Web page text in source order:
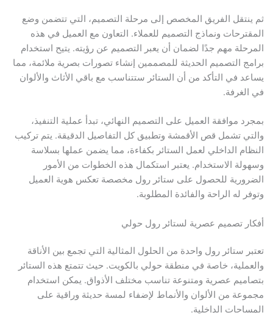
ثم ينتقل الفريق المخصص إلى مرحلة التصميم، التي تتضمن وضع
المقترحات ونماذج التصميم للعملاء. التعاون مع العميل في هذه
المرحلة مهم جدًا لضمان أن يعبر التصميم عن رؤيته. يتيح استخدام
برامج التصميم الحديثة للمصممين إنشاء تصورات بصرية ملائمة، مما
يساعد في التأكد من أن الستائر ستتناسب مع باقي الأثاث والألوان
في الغرفة.
بمجرد موافقة العميل على التصميم النهائي، تبدأ عملية التنفيذ،
والتي تشمل قص الأقمشة وتطبيق كل التفاصيل الدقيقة. يتم تركيب
النظام الداخلي لعمل الستائر بكفاءة، مما يضمن عملها بسلاسة
وسهولة الاستخدام. يعتبر استكمال هذه الخطوات من الأمور
الضرورية للحصول على ستائر رول مخصصة تعكس هوية العميل
وتوفر له الراحة والفائدة المطلوبة.
أفكار تصميم عصرية لستائر رول حولي
تعتبر ستائر رول واحدة من الحلول المثالية التي تجمع بين الأناقة
والعملية، خاصة في منطقة حولي بالكويت. حيث تتمتع هذه الستائر
بتصاميم عصرية ومتنوعة تناسب مختلف الأذواق. يمكن استخدام
مجموعة من الألوان والأنماط لإضفاء لمسة حديثة وراقية على
المساحات الداخلية.